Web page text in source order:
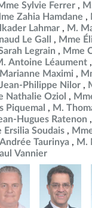
Sylvie Ferrer
Zahia Hamdane
Lahmar
M.
Le Gall
Mme
Legrain
Mme
Antoine Léaument
Maximi
Philippe Nilor
Nathalie Oziol
Piquemal
M.
Hugues Ratenon
Ersilia Soudais
Taurinya
M.
Vannier